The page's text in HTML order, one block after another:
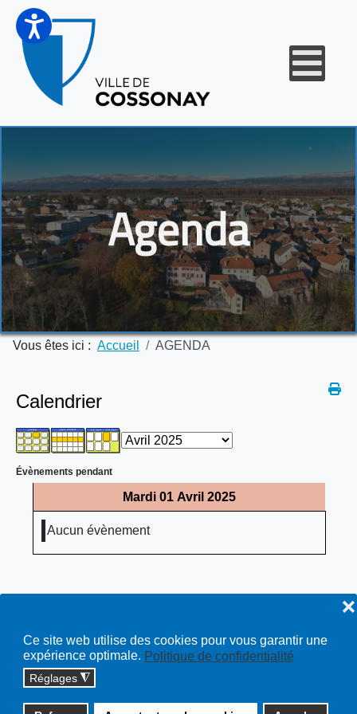
Ce site web utilise des cookies pour vous garantir une
expérience optimale. Politique de confidentialité
Réglages ◮
❌
Agenda
Vous êtes ici : Accueil AGENDA
Calendrier
Évènements pendant
Mardi 01 Avril 2025
Aucun évènement
Copyright © 2026 cossonay.ch - tous droits réservés | site :